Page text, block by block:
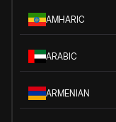
AMHARIC
ARABIC
ARMENIAN